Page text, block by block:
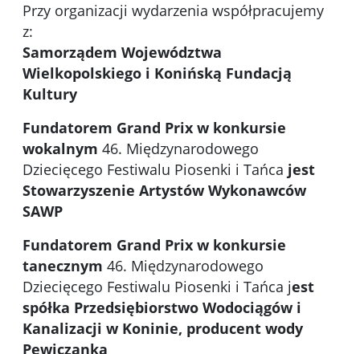
Przy organizacji wydarzenia współpracujemy
z:
Samorządem Województwa
Wielkopolskiego i Konińską Fundacją
Kultury
Fundatorem Grand Prix w konkursie
wokalnym 46. Międzynarodowego
Dziecięcego Festiwalu Piosenki i Tańca jest
Stowarzyszenie Artystów Wykonawców
SAWP
Fundatorem Grand Prix w konkursie
tanecznym 46. Międzynarodowego
Dziecięcego Festiwalu Piosenki i Tańca jest
spółka Przedsiębiorstwo Wodociągów i
Kanalizacji w Koninie, producent wody
Pewiczanka